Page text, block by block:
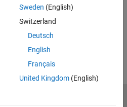
Sweden (English)
Switzerland
Deutsch
English
Français
United Kingdom(English)